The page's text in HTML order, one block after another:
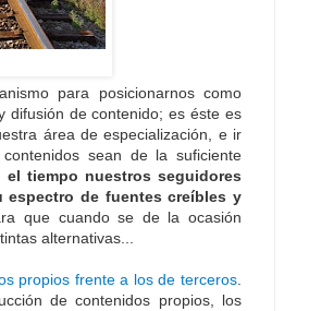
para posicionarnos como
difusión de contenido; es éste es
área de especialización, e ir
sean de la suficiente
tiempo nuestros seguidores
de fuentes creíbles y
que cuando se de la ocasión
alternativas...
propios frente a los de terceros
de contenidos propios, los